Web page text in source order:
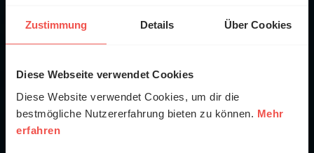
Zustimmung Details Über Cookies
Diese Webseite verwendet Cookies
Diese Website verwendet Cookies, um dir die
bestmögliche Nutzererfahrung bieten zu können. Mehr
erfahren